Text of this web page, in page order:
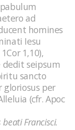
ad
homines
Iesu
1,10),
seipsum
sancto
gloriosus per
(cfr. Apoc
Francisci.